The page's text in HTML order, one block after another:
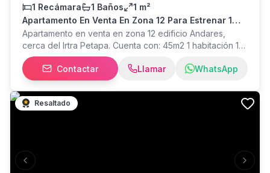
1 Recámara
1 Baños
1 m²
Apartamento En Venta En Zona 12 Para Estrenar 1
Dormitorio
Apartamento en venta en zona 12 edificio Andares,
cerca del Irtra Petapa. Cuenta con: 45m2 1 habitación 1
baño Sala-Comedor Cocina Área de lavandería Balcón
con excelente vista a los volcanes 1 Parqueo Edificio
acepta airbnb. Amenidades: Salón social, área de
juegos infantiles, GYM, Lounge, área de co-working,
sala de reuniones. Precio de venta: Q725,000 +
Contactar Llamar WhatsApp
Previous slide Next
Resaltado